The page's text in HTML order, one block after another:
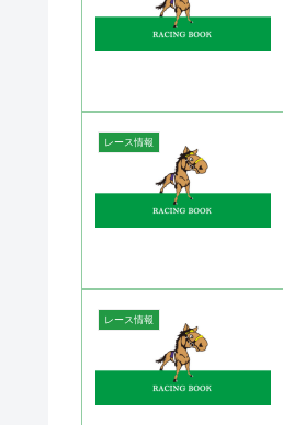
レース情報
レース情報